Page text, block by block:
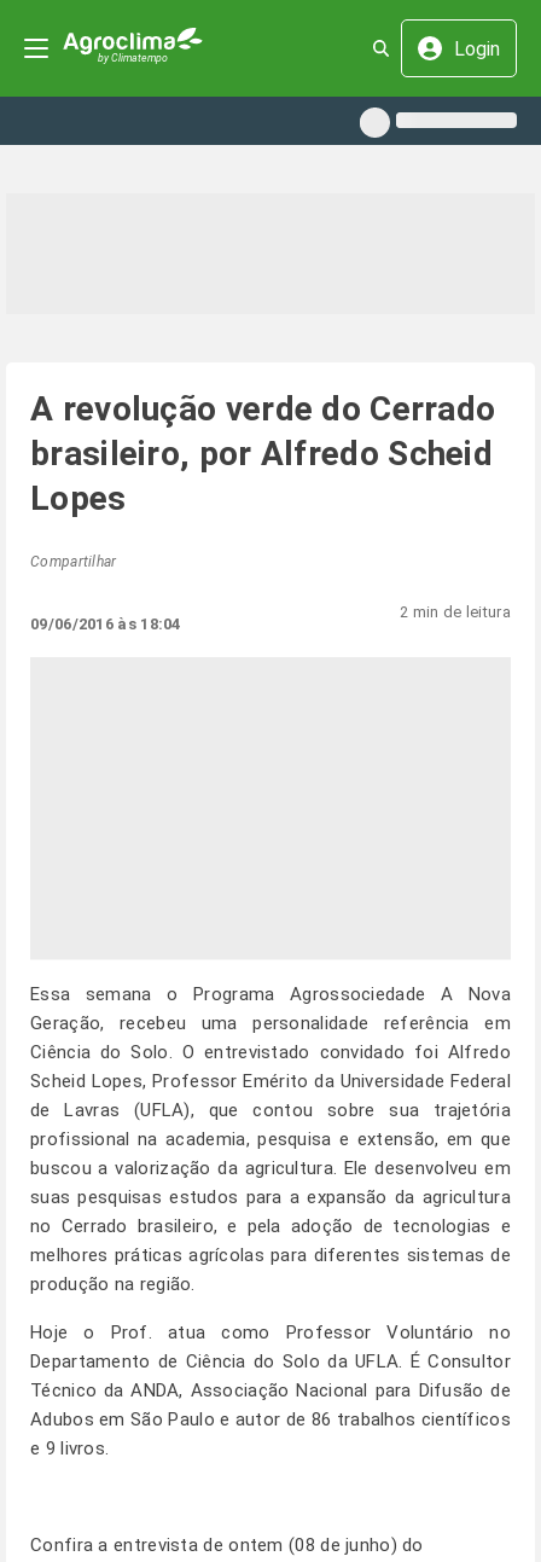
Login
A revolução verde do Cerrado
brasileiro, por Alfredo Scheid
Lopes
Compartilhar
09/06/2016 às 18:04
2 min de leitura
Essa semana o Programa Agrossociedade A Nova
Geração, recebeu uma personalidade referência em
Ciência do Solo. O entrevistado convidado foi Alfredo
Scheid Lopes, Professor Emérito da Universidade Federal
de Lavras (UFLA), que contou sobre sua trajetória
profissional na academia, pesquisa e extensão, em que
buscou a valorização da agricultura. Ele desenvolveu em
suas pesquisas estudos para a expansão da agricultura
no Cerrado brasileiro, e pela adoção de tecnologias e
melhores práticas agrícolas para diferentes sistemas de
produção na região.
Hoje o Prof. atua como Professor Voluntário no
Departamento de Ciência do Solo da UFLA. É Consultor
Técnico da ANDA, Associação Nacional para Difusão de
Adubos em São Paulo e autor de 86 trabalhos científicos
e 9 livros.
Confira a entrevista de ontem (08 de junho) do